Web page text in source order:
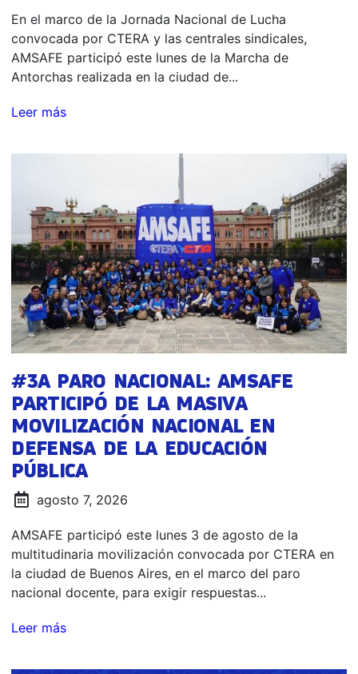
En el marco de la Jornada Nacional de Lucha
convocada por CTERA y las centrales sindicales,
AMSAFE participó este lunes de la Marcha de
Antorchas realizada en la ciudad de...
Leer más
#3A PARO NACIONAL: AMSAFE
PARTICIPÓ DE LA MASIVA
MOVILIZACIÓN NACIONAL EN
DEFENSA DE LA EDUCACIÓN
PÚBLICA
agosto 7, 2026
AMSAFE participó este lunes 3 de agosto de la
multitudinaria movilización convocada por CTERA en
la ciudad de Buenos Aires, en el marco del paro
nacional docente, para exigir respuestas...
Leer más